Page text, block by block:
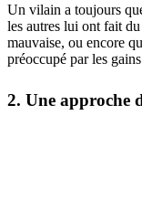
Un vilain a toujours
les autres lui ont fait
mauvaise, ou encore
préoccupé par les
2. Une approche